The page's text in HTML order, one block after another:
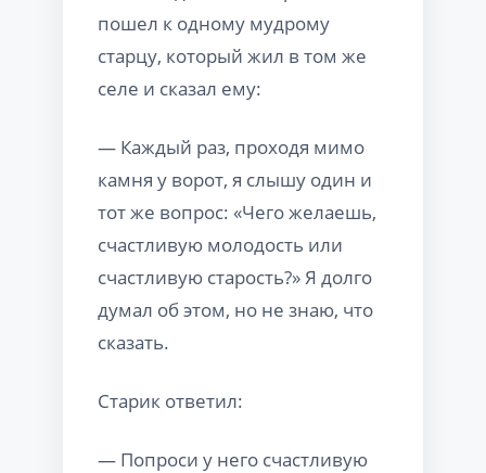
пошел к одному мудрому
старцу, который жил в том же
селе и сказал ему:
— Каждый раз, проходя мимо
камня у ворот, я слышу один и
тот же вопрос: «Чего желаешь,
счастливую молодость или
счастливую старость?» Я долго
думал об этом, но не знаю, что
сказать.
Старик ответил:
— Попроси у него счастливую